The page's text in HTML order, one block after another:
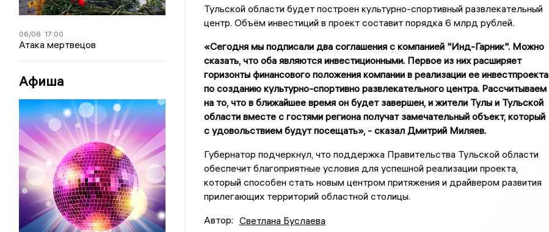
06/08 17:00
Атака мертвецов
Афиша
Тульской области будет построен культурно-спортивный развлекательный
центр. Объём инвестиций в проект составит порядка 6 млрд рублей.
«Сегодня мы подписали два соглашения с компанией "Инд-Гарник". Можно
сказать, что оба являются инвестиционными. Первое из них расширяет
горизонты финансового положения компании в реализации ее инвестпроекта
по созданию культурно-спортивно развлекательного центра. Рассчитываем
на то, что в ближайшее время он будет завершен, и жители Тулы и Тульской
области вместе с гостями региона получат замечательный объект, который
с удовольствием будут посещать», - сказал Дмитрий Миляев.
Губернатор подчеркнул, что поддержка Правительства Тульской области
обеспечит благоприятные условия для успешной реализации проекта,
который способен стать новым центром притяжения и драйвером развития
прилегающих территорий областной столицы.
Автор: Светлана Буслаева